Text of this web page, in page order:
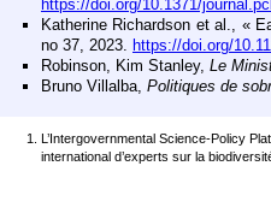
https://doi.org/10.1371/
Katherine Richardson et al., «
no 37, 2023. https://doi.org/
Robinson, Kim Stanley, Le
Bruno Villalba, Politiques de
L’Intergovernmental Science-Policy
international d’experts sur la